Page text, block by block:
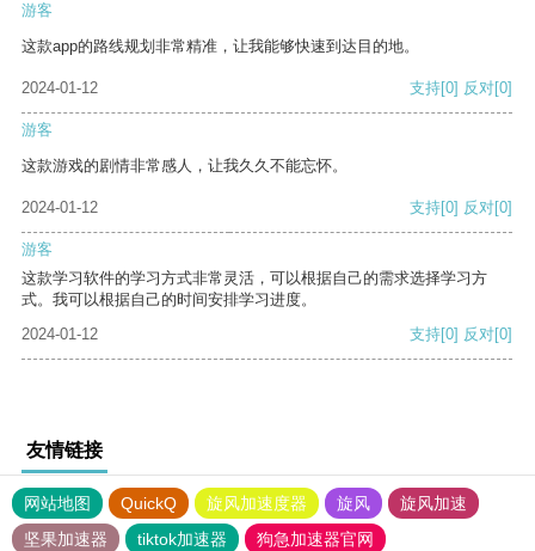
游客
这款app的路线规划非常精准，让我能够快速到达目的地。
2024-01-12 支持[0] 反对[0]
游客
这款游戏的剧情非常感人，让我久久不能忘怀。
2024-01-12 支持[0] 反对[0]
游客
这款学习软件的学习方式非常灵活，可以根据自己的需求选择学习方
式。我可以根据自己的时间安排学习进度。
2024-01-12
支持[0] 反对[0]
友情链接
网站地图 QuickQ 旋风加速度器 旋风
旋风加速
坚果加速器
tiktok加速器
狗急加速器官网